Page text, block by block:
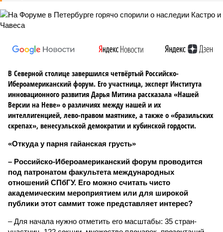
В Северной столице завершился четвёртый Российско-
Ибероамериканский форум. Его участница, эксперт Института
инновационного развития Дарья Митина рассказала «Нашей
Версии на Неве» о различиях между нашей и их
интеллигенцией, лево-правом маятнике, а также о «бразильских
скрепах», венесуэльской демократии и кубинской гордости.
«Откуда у парня гайанская грусть»
– Российско-Ибероамериканский форум проводится
под патронатом факультета международных
отношений СПбГУ. Его можно считать чисто
академическим мероприятием или для широкой
публики этот саммит тоже представляет интерес?
– Для начала нужно отметить его масштабы: 35 стран-